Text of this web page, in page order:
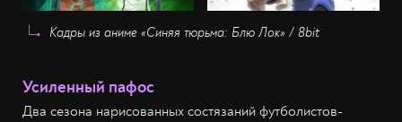
Кадры из аниме «Синяя тюрьма: Блю Лок» / 8bit
Усиленный пафос
Два сезона нарисованных состязаний футболистов-